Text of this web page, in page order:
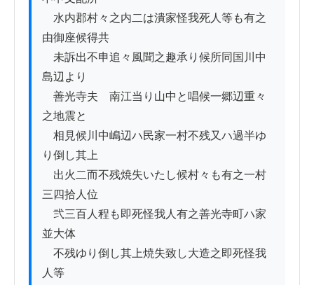
水内郡村々之内二は潰家怪我死人等も有之
由御座候得共
未訴出不申追々風聞之趣承り候所同国川中
島辺より
善光寺夫ゟ南江当り山中と唱候一郷辺重々
之地震と
相見候川中嶋辺ハ民家一村不残又ハ過半ゆ
り倒し其上
出火二而不残焼失いたし候村々も有之一村
三四拾人位ゟ
弐三百人程も即死怪我人有之善光寺町ハ家
並大体
不残ゆり倒し其上焼失致し大造之即死怪我
人等